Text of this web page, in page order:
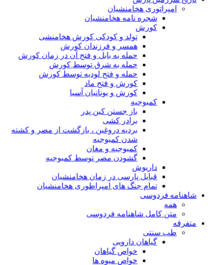
امپراتوری هخامنشیان
شجره نامه هخامنشیان
کورش
تولد و کودکی کورش هخامنشی
همسر و فرزندان کورش
حمله به بابل و فتح آن در زمان کورش
حمله به شرق توسط کورش
حمله و فتح لودیه توسط کورش
کورش و فتح ماد
کورش و یونانیان آسیا
کمبوجیه
باز جستن کین پدر
برادر کشی
بردیه دروغین ، بازگشت از مصر و کشته
شدن کمبوجیه
کمبوجیه و مغان
گشودن مصر توسط کمبوجیه
داریوش
قبایل پارسی در زمان هخامنشیان
تمام جنگ های امپراطوری هخامنشیان
شاهنامه فردوسی
همه
متن کامل شاهنامه فردوسی
متفرقه
طب سنتی
گیاهان دارویی
خواص گیاهان
خواص میوه ها